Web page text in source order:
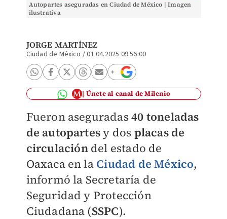
Autopartes aseguradas en Ciudad de México | Imagen
ilustrativa
JORGE MARTÍNEZ
Ciudad de México /01.04.2025 09:56:00
Únete al canal de Milenio
Fueron aseguradas40 toneladas
de autopartesy dos placas de
circulacióndel estado de
Oaxaca en la Ciudad de México,
informó la Secretaría de
Seguridad y Protección
Ciudadana (SSPC).